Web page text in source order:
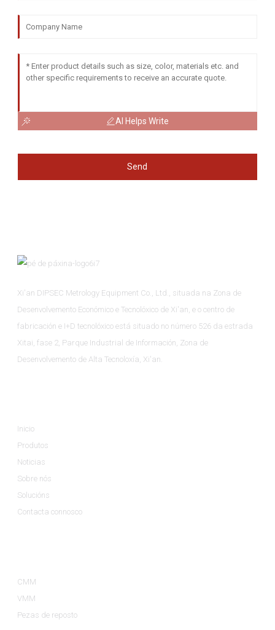
AI Helps Write
Send
Xi'an DIPSEC Metrology Equipment Co., Ltd., situada na Zona de
Desenvolvemento Económico e Tecnolóxico de Xi'an, e o centro de
fabricación e I+D tecnolóxico está situado no número 526 da estrada
Xitai, fase 2, Parque Industrial de Información, Zona de
Desenvolvemento de Alta Tecnoloxía, Xi'an.
Inicio
Produtos
Noticias
Sobre nós
Solucións
Contacta connosco
CMM
VMM
Pezas de reposto